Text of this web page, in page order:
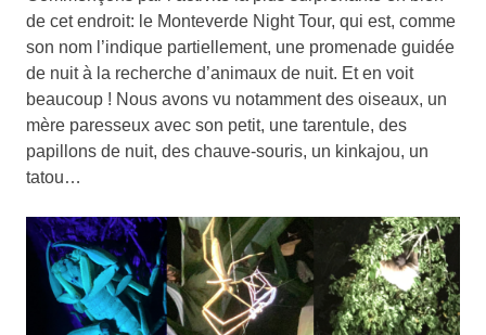
de cet endroit: le Monteverde Night Tour, qui est, comme
son nom l’indique partiellement, une promenade guidée
de nuit à la recherche d’animaux de nuit. Et en voit
beaucoup ! Nous avons vu notamment des oiseaux, un
mère paresseux avec son petit, une tarentule, des
papillons de nuit, des chauve-souris, un kinkajou, un
tatou…